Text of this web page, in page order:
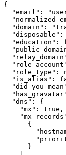
{
"email":
"domain":
"disposable":
"education":
"role_type":
"is_alias":
  "dns": {
    "mx": true,
      {
      }